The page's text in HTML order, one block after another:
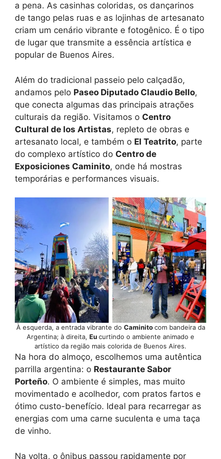
a pena. As casinhas coloridas, os dançarinos
de tango pelas ruas e as lojinhas de artesanato
criam um cenário vibrante e fotogênico. É o tipo
de lugar que transmite a essência artística e
popular de Buenos Aires.
Além do tradicional passeio pelo calçadão,
andamos pelo Paseo Diputado Claudio Bello,
que conecta algumas das principais atrações
culturais da região. Visitamos o Centro
Cultural de los Artistas, repleto de obras e
artesanato local, e também o El Teatrito, parte
do complexo artístico do Centro de
Exposiciones Caminito, onde há mostras
temporárias e performances visuais.
À esquerda, a entrada vibrante do Caminitocom bandeira da
Argentina; à direita, Eucurtindo o ambiente animado e
artístico da região mais colorida de Buenos Aires.
Na hora do almoço, escolhemos uma autêntica
parrilla argentina: o Restaurante Sabor
Porteño. O ambiente é simples, mas muito
movimentado e acolhedor, com pratos fartos e
ótimo custo-benefício. Ideal para recarregar as
energias com uma carne suculenta e uma taça
de vinho.
Na volta, o ônibus passou rapidamente por